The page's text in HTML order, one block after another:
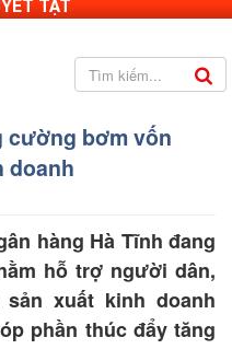
TẬT
cường bơm vốn
doanh
hàng Hà Tĩnh đang
hỗ trợ người dân,
xuất kinh doanh
phần thúc đẩy tăng